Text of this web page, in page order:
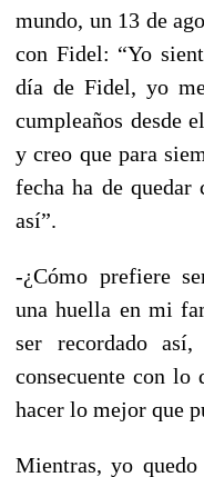
mundo, un 13 de
con Fidel: “Yo
día de Fidel, yo
cumpleaños desde
y creo que para
fecha ha de quedar
así”.
-¿Cómo prefiere
una huella en mi
ser recordado
consecuente con lo
hacer lo mejor que
Mientras, yo